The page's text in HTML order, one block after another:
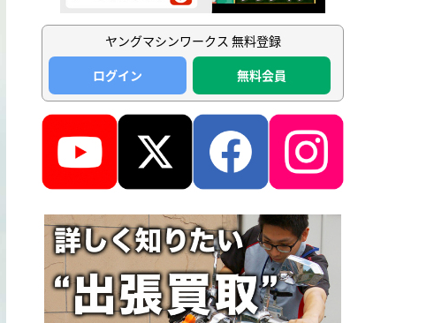
ヤングマシンワークス 無料登録
ログイン
無料会員